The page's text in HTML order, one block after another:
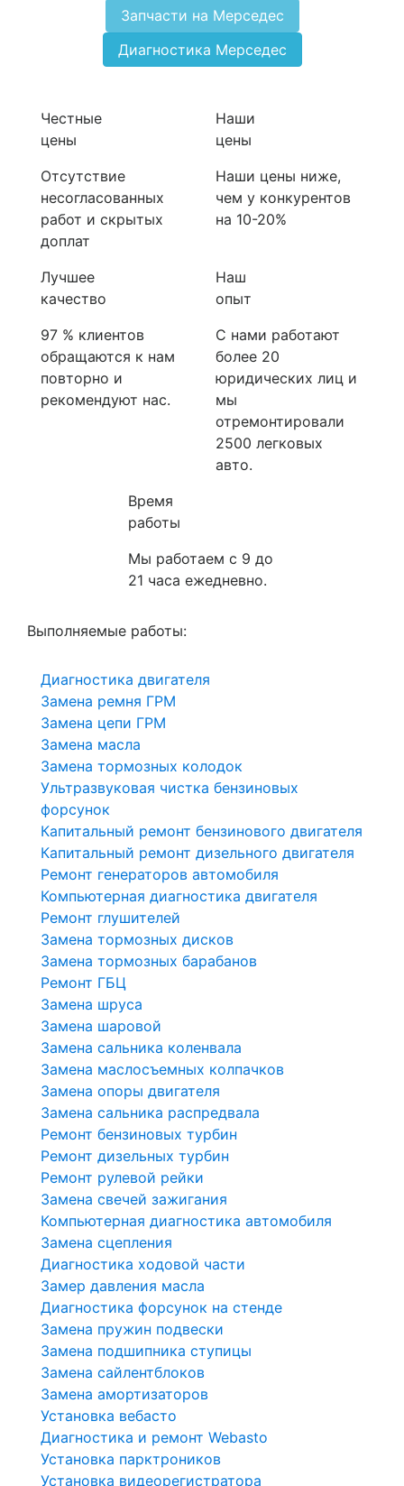
Запчасти на Мерседес
Диагностика Мерседес
Честные
цены
Отсутствие
несогласованных
работ и скрытых
доплат
Наши
цены
Наши цены ниже,
чем у конкурентов
на 10-20%
Лучшее
качество
97 % клиентов
обращаются к нам
повторно и
рекомендуют нас.
Наш
опыт
С нами работают
более 20
юридических лиц и
мы
отремонтировали
2500 легковых
авто.
Время
работы
Мы работаем с 9 до
21 часа ежедневно.
Выполняемые работы:
Диагностика двигателя
Замена ремня ГРМ
Замена цепи ГРМ
Замена масла
Замена тормозных колодок
Ультразвуковая чистка бензиновых
форсунок
Капитальный ремонт бензинового двигателя
Капитальный ремонт дизельного двигателя
Ремонт генераторов автомобиля
Компьютерная диагностика двигателя
Ремонт глушителей
Замена тормозных дисков
Замена тормозных барабанов
Ремонт ГБЦ
Замена шруса
Замена шаровой
Замена сальника коленвала
Замена маслосъемных колпачков
Замена опоры двигателя
Замена сальника распредвала
Ремонт бензиновых турбин
Ремонт дизельных турбин
Ремонт рулевой рейки
Замена свечей зажигания
Компьютерная диагностика автомобиля
Замена сцепления
Диагностика ходовой части
Замер давления масла
Диагностика форсунок на стенде
Замена пружин подвески
Замена подшипника ступицы
Замена сайлентблоков
Замена амортизаторов
Установка вебасто
Диагностика и ремонт Webasto
Установка парктроников
Установка видеорегистратора